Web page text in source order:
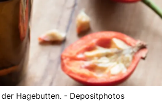
Hagebutten. - Depositphotos